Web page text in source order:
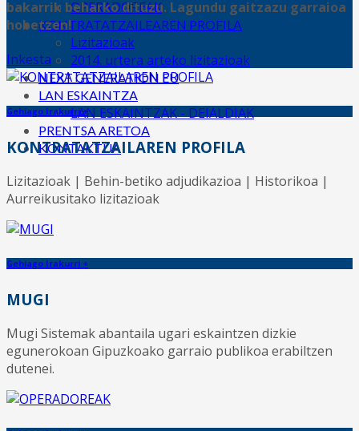
OPERADOREAK
KONTRATATZAILEAREN PROFILA
Lizitazioak
2014. urtera arteko lizitazioak
NEXT GENERATION EU
LAN ESKAINTZA
LAN ESKAINTZAK - DEIALDIAK
PRENTSA ARETOA
KONTAKTUA
bakarrik beharko dituzu. Lagundu gaitzazu garraioa
hobetzen!
Inkesta
Gehiago Irakurri +
KONTRATATZAILAREN PROFILA
Lizitazioak | Behin-betiko adjudikazioa | Historikoa |
Aurreikusitako lizitazioak
Gehiago Irakurri +
MUGI
Mugi Sistemak abantaila ugari eskaintzen dizkie
egunerokoan Gipuzkoako garraio publikoa erabiltzen
dutenei.